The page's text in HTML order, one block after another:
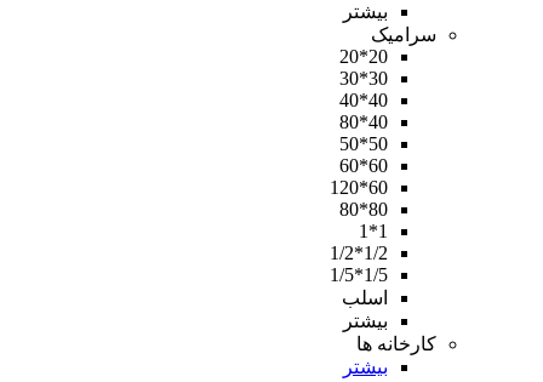
بیشتر
سرامیک
20*20
30*30
40*40
40*80
50*50
60*60
60*120
80*80
1*1
1/2*1/2
1/5*1/5
اسلب
بیشتر
کارخانه ها
بیشتر